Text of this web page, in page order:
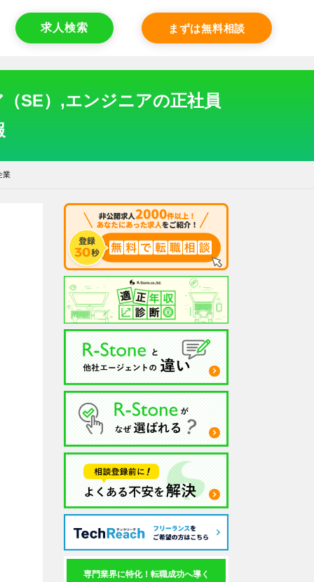
求人検索 まずは無料相談
SE）,エンジニアの正社員
業
専門業界に特化！転職成功へ導く